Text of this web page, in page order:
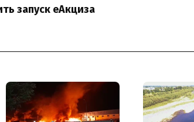
запуск еАкциза